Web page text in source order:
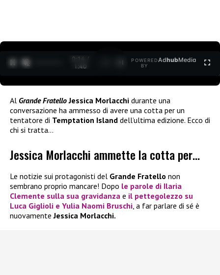
0:15 /
1:40
POWERED
BY
AdhubMedia
Al Grande Fratello Jessica Morlacchi durante una
conversazione ha ammesso di avere una cotta per un
tentatore di Temptation Island dell’ultima edizione. Ecco di
chi si tratta…
Jessica Morlacchi ammette la cotta per…
Le notizie sui protagonisti del Grande Fratello non
sembrano proprio mancare! Dopo le parole di Ilaria
Clemente sulla sua gravidanza e il pettegolezzo su
Luca Giglioli e Yulia Naomi Bruschi, a far parlare di sé è
nuovamente Jessica Morlacchi.